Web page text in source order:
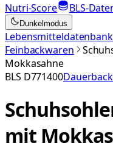
Nutri-Score
BLS-
Dunkelmodus
Lebensmitteldatenbank
Feinbackwaren
Mokkasahne
BLS D771400
mit